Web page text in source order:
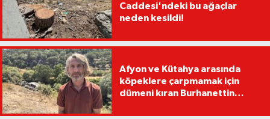
Caddesi'ndeki bu ağaçlar
neden kesildi!
Afyon ve Kütahya arasında
köpeklere çarpmamak için
dümeni kıran Burhanettin